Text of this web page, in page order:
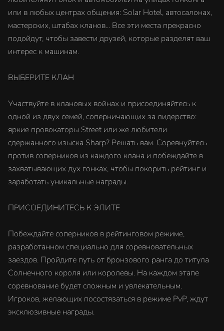
или в любых центрах общения: Solar Hotel, автосалонах,
мастерских, штабах кланов... Все эти места прекрасно
подойдут, чтобы завести друзей, которые разделят ваш
интерес к машинам.
ВЫБЕРИТЕ КЛАН
Участвуйте в клановых войнах и присоединяйтесь к
одной из двух семей, соперничающих за лидерство:
яркие провокаторы Street или же любители
сдержанного изыска Sharp? Решать вам. Соревнуйтесь
против соперников из каждого клана и побеждайте в
захватывающих дух гонках, чтобы покорить рейтинг и
заработать уникальные награды.
ПРИСОЕДИНИТЕСЬ К ЭЛИТЕ
Побеждайте соперников в рейтинговом режиме,
разработанном специально для соревновательных
заездов. Пройдите путь от бронзового ранга до титула
Солнечного короля или королевы. На каждом этапе
соревнование будет сложным и увлекательным.
Игроков, желающих посостязаться в режиме PvP, ждут
эксклюзивные награды.